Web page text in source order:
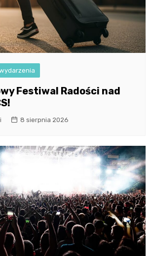
Festiwal Radości nad
8 sierpnia 2026